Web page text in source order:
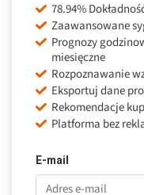
E-mail
78.94%
Zaawansowane
Prognozy
miesięczne
Rozpoznawanie
Eksportuj dane
Rekomendacje
Platforma bez